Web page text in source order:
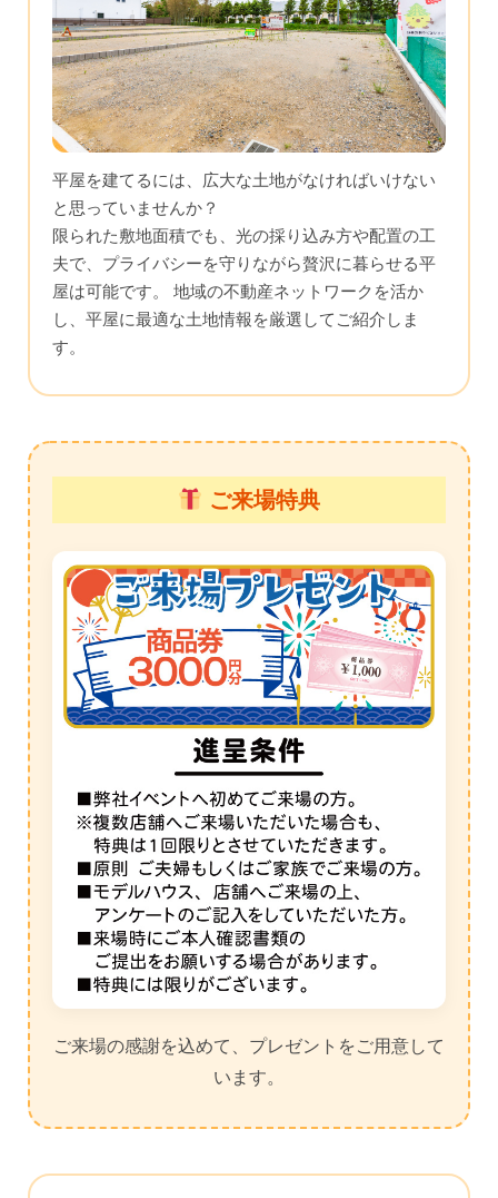
平屋を建てるには、広大な土地がなければいけない
と思っていませんか？
限られた敷地面積でも、光の採り込み方や配置の工
夫で、プライバシーを守りながら贅沢に暮らせる平
屋は可能です。 地域の不動産ネットワークを活か
し、平屋に最適な土地情報を厳選してご紹介しま
す。
ご来場特典
ご来場の感謝を込めて、プレゼントをご用意して
います。